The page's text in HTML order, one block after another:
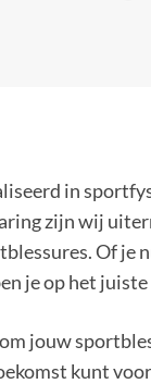
in
zijn wij
Of je
je op het
jouw
kunt